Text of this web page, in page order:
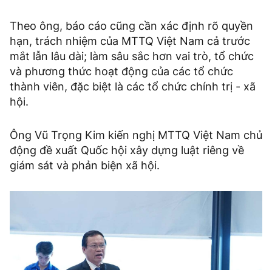
Theo ông, báo cáo cũng cần xác định rõ quyền
hạn, trách nhiệm của MTTQ Việt Nam cả trước
mắt lẫn lâu dài; làm sâu sắc hơn vai trò, tổ chức
và phương thức hoạt động của các tổ chức
thành viên, đặc biệt là các tổ chức chính trị - xã
hội.
Ông Vũ Trọng Kim kiến nghị MTTQ Việt Nam chủ
động đề xuất Quốc hội xây dựng luật riêng về
giám sát và phản biện xã hội.